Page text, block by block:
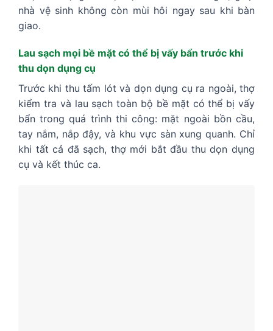
nhà vệ sinh không còn mùi hôi ngay sau khi bàn
giao.
Lau sạch mọi bề mặt có thể bị vấy bẩn trước khi
thu dọn dụng cụ
Trước khi thu tấm lót và dọn dụng cụ ra ngoài, thợ
kiểm tra và lau sạch toàn bộ bề mặt có thể bị vấy
bẩn trong quá trình thi công: mặt ngoài bồn cầu,
tay nắm, nắp đậy, và khu vực sàn xung quanh. Chỉ
khi tất cả đã sạch, thợ mới bắt đầu thu dọn dụng
cụ và kết thúc ca.